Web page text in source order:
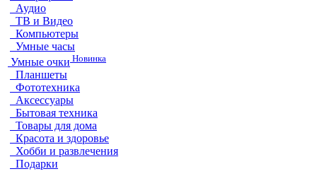
Аудио
ТВ и Видео
Компьютеры
Умные часы
Умные очки Новинка
Планшеты
Фототехника
Аксессуары
Бытовая техника
Товары для дома
Красота и здоровье
Хобби и развлечения
Подарки